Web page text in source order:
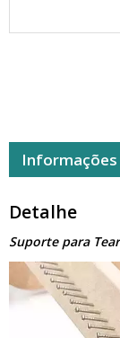
Detalhe
Suporte para